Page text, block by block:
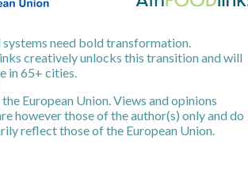
need bold transformation.
creatively unlocks this transition and will
in 65+ cities.
European Union. Views and opinions
however those of the author(s) only and do
reflect those of the European Union.